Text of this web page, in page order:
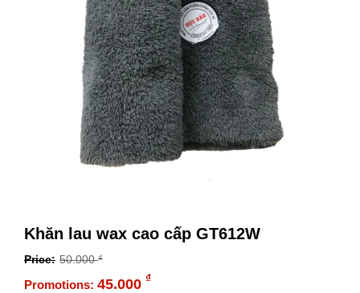
Khăn lau wax cao cấp GT612W
50.000₫
Original 45.000 ₫